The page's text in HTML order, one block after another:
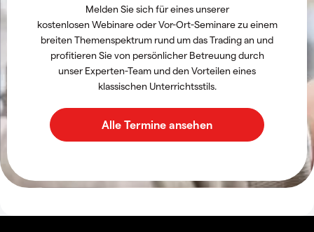
Melden Sie sich für eines unserer
kostenlosen Webinare oder Vor-Ort-Seminarezu einem
breiten Themenspektrum rund um das Tradingan und
profitieren Sie von persönlicher Betreuung durch
unser Experten-Team und den Vorteilen eines
klassischen Unterrichtsstils.
Alle Termine ansehen